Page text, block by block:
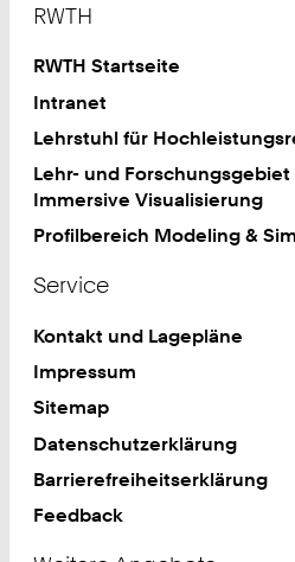
RWTH
RWTH Startseite
Intranet
Lehrstuhl für
Lehr- und
Immersive Visualisierung
Profilbereich Modeling &
Service
Kontakt und Lagepläne
Impressum
Sitemap
Datenschutzerklärung
Barrierefreiheitserklärung
Feedback